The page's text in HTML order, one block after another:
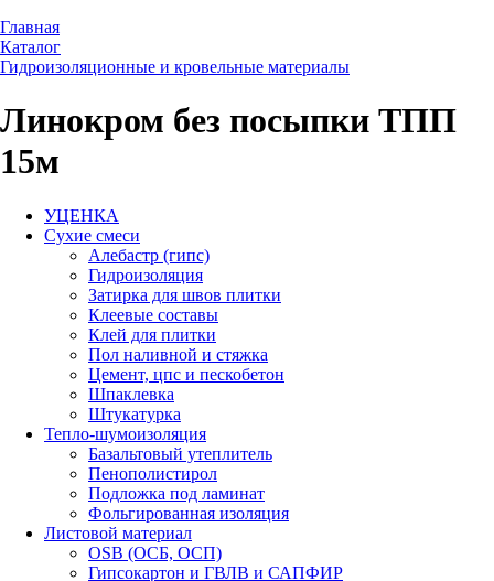
Главная
Каталог
Гидроизоляционные и кровельные материалы
Линокром без посыпки ТПП
15м
УЦЕНКА
Сухие смеси
Алебастр (гипс)
Гидроизоляция
Затирка для швов плитки
Клеевые составы
Клей для плитки
Пол наливной и стяжка
Цемент, цпс и пескобетон
Шпаклевка
Штукатурка
Тепло-шумоизоляция
Базальтовый утеплитель
Пенополистирол
Подложка под ламинат
Фольгированная изоляция
Листовой материал
OSB (ОСБ, ОСП)
Гипсокартон и ГВЛВ и САПФИР